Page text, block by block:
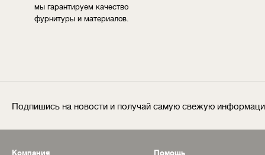
мы гарантируем качество
фурнитуры и материалов.
Подпишись на новости и получай самую свежую
Компания Помощь